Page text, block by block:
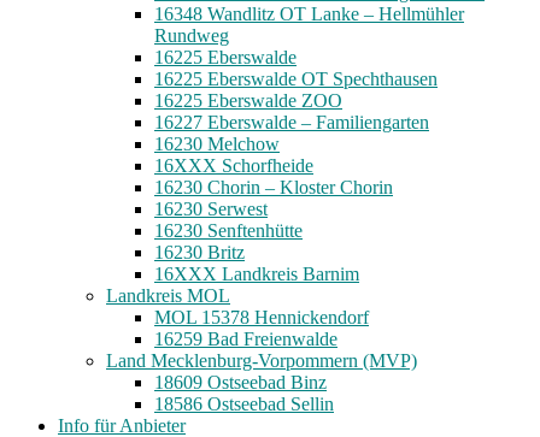
16348 Wandlitz OT Lanke – Hellmühler
Rundweg
16225 Eberswalde
16225 Eberswalde OT Spechthausen
16225 Eberswalde ZOO
16227 Eberswalde – Familiengarten
16230 Melchow
16XXX Schorfheide
16230 Chorin – Kloster Chorin
16230 Serwest
16230 Senftenhütte
16230 Britz
16XXX Landkreis Barnim
Landkreis MOL
MOL 15378 Hennickendorf
16259 Bad Freienwalde
Land Mecklenburg-Vorpommern (MVP)
18609 Ostseebad Binz
18586 Ostseebad Sellin
Info für Anbieter